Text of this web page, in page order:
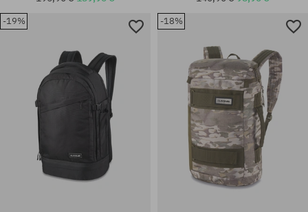
univerzálna veľkosť univerzálna veľkosť
-19% -18%